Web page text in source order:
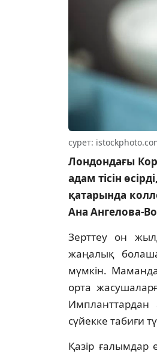
сурет:
Лондондағы
адам тісін
қатарында
Ана Ангелова-
Зерттеу он
жаңалық
мүмкін.
орта
сүйекке табиғи
Қазір ғалымдар